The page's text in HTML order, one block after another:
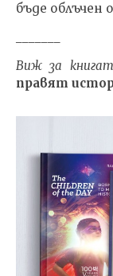
бъде облъчен
Виж за
правят